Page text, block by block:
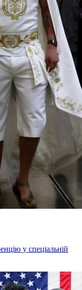
у спеціальній